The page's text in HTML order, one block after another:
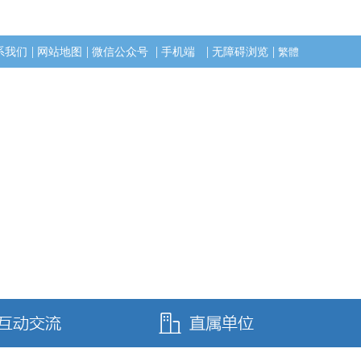
我们 | 网站地图 | 微信公众号 | 手机端 | 无障碍浏览 | 繁體